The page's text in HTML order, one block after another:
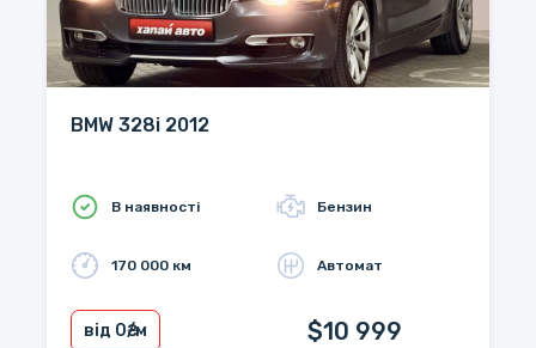
BMW 328i 2012
В наявності Бензин
170 000 км Автомат
від 0₴/м $10 999